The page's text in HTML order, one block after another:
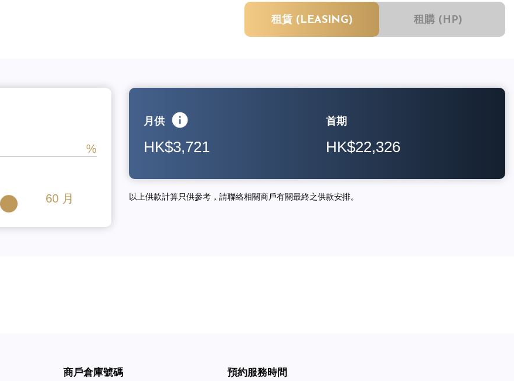
租賃 (LEASING) 租購 (HP)
60 月
月供
HK$3,721
首期
HK$22,326
以上供款計算只供參考，請聯絡相關商戶有關最終之供款安排。
商戶倉庫號碼 預約服務時間